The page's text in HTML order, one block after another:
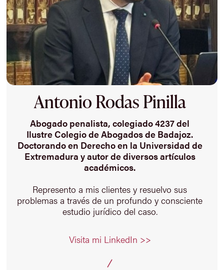
Antonio Rodas Pinilla
Abogado penalista, colegiado 4237 del
Ilustre Colegio de Abogados de Badajoz.
Doctorando en Derecho en la Universidad de
Extremadura y autor de diversos artículos
académicos.
Represento a mis clientes y resuelvo sus
problemas a través de un profundo y consciente
estudio jurídico del caso.
Visita mi LinkedIn >>